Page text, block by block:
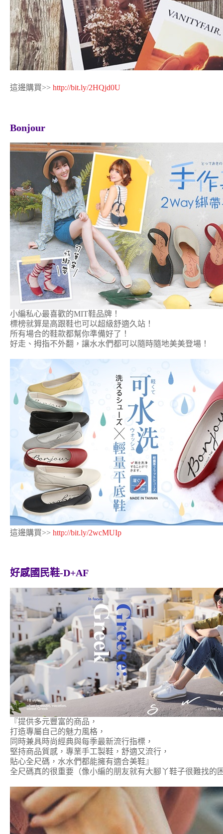
這邊購買>> http://bit.ly/2HQjd0U
Bonjour
小編私心最喜歡的MIT鞋品牌！
標榜就算是高跟鞋也可以超級舒適久站！
所有場合的鞋款都幫你準備好了！
好走、拇指不外翻，讓水水們都可以隨時隨地美美登場！
這邊購買>> http://bit.ly/2wcMUIp
好感國民鞋-D+AF
『提供多元豐富的商品，
打造專屬自己的魅力風格，
同時兼具時尚經典與每季最新流行指標，
堅持商品質感，專業手工製鞋，舒適又流行，
貼心全尺碼，水水們都能擁有適合美鞋』
全尺碼真的很重要（像小編的朋友就有大腳丫鞋子很難找的